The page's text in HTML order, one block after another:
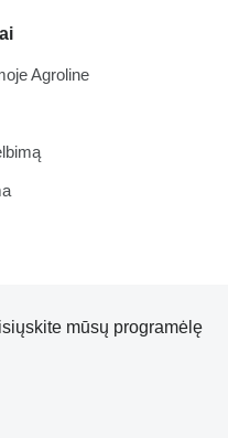
Agroline
mūsų programėlę